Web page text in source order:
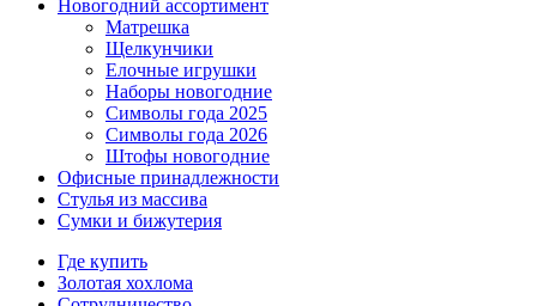
Новогодний ассортимент
Матрешка
Щелкунчики
Елочные игрушки
Наборы новогодние
Символы года 2025
Символы года 2026
Штофы новогодние
Офисные принадлежности
Стулья из массива
Сумки и бижутерия
Где купить
Золотая хохлома